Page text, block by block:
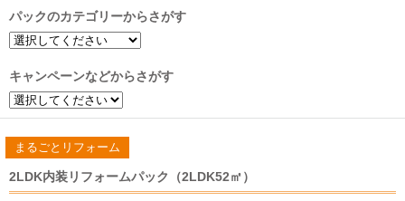
パックのカテゴリーからさがす
キャンペーンなどからさがす
まるごとリフォーム
2LDK内装リフォームパック（2LDK52㎡）
カーテン・ブラインドの交換